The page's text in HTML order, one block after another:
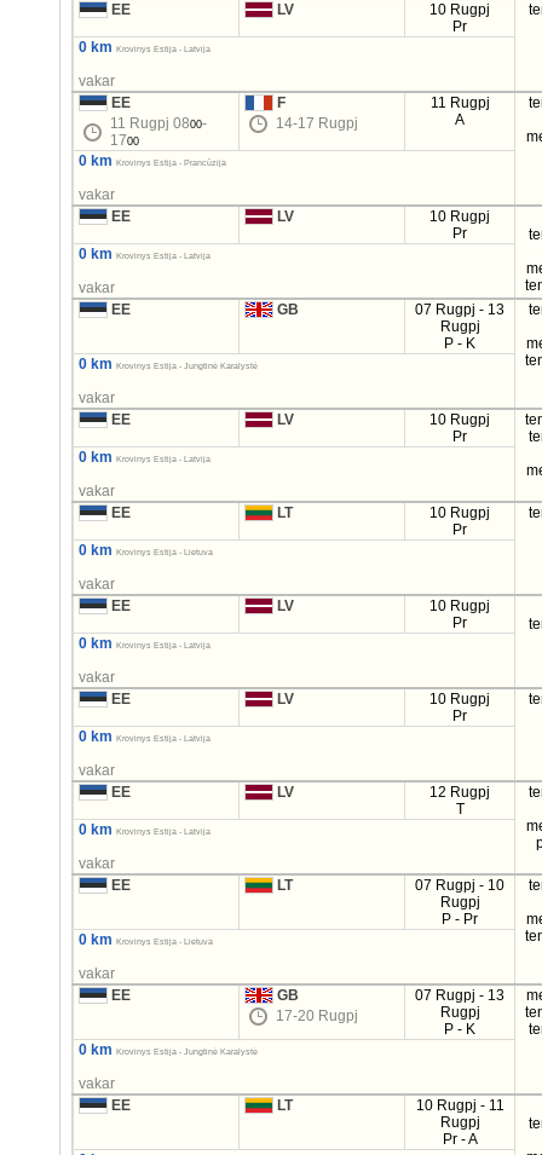
EE
LV
10 Rugpj
Pr
0 km Krovinys Estija - Latvija
vakar
EE
11 Rugpj 0800-
1700
F
14-17 Rugpj
11 Rugpj
A
0 km
Krovinys Estija - Prancūzija
vakar
EE
LV
10 Rugpj
Pr
0 km Krovinys Estija - Latvija
vakar
EE
GB
07 Rugpj - 13
Rugpj
P - K
0 km Krovinys Estija - Jungtinė Karalystė
vakar
EE
LV
10 Rugpj
Pr
0 km Krovinys Estija - Latvija
vakar
EE
LT
10 Rugpj
Pr
0 km Krovinys Estija - Lietuva
vakar
EE
LV
10 Rugpj
Pr
0 km
Krovinys Estija - Latvija
vakar
EE
LV
10 Rugpj
Pr
0 km Krovinys Estija - Latvija
vakar
EE
LV
12 Rugpj
T
0 km Krovinys Estija - Latvija
vakar
EE
LT
07 Rugpj - 10
Rugpj
P - Pr
0 km Krovinys Estija - Lietuva
vakar
EE
GB
17-20 Rugpj
07 Rugpj - 13
Rugpj
P - K
0 km
Krovinys Estija - Jungtinė Karalystė
vakar
EE
LT
10 Rugpj - 11
Rugpj
Pr - A